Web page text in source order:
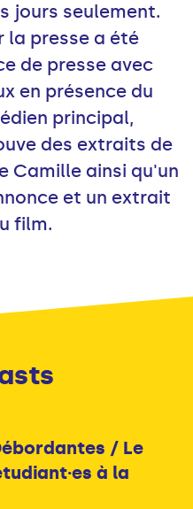
jours seulement.
la presse a été
de presse avec
en présence du
principal,
des extraits de
Camille ainsi qu'un
et un extrait
film.
/ Le
à la